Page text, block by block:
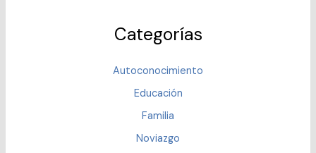
Categorías
Autoconocimiento
Educación
Familia
Noviazgo